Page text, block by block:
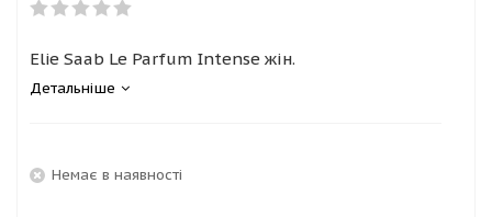
Elie Saab Le Parfum Intense жін.
Детальніше
Немає в наявності